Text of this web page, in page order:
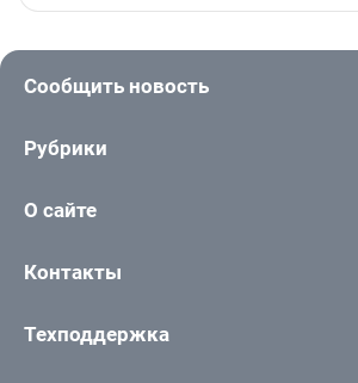
Сообщить новость
Рубрики
О сайте
Контакты
Техподдержка